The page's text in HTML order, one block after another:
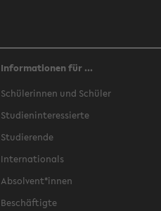
Informationen für ...
Schülerinnen und Schüler
Studieninteressierte
Studierende
Internationals
Absolvent*innen
Beschäftigte